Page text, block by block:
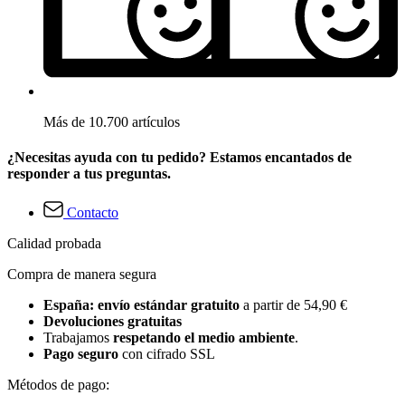
Más de 10.700 artículos
¿Necesitas ayuda con tu pedido? Estamos encantados de
responder a tus preguntas.
Contacto
Calidad probada
Compra de manera segura
España: envío estándar gratuito a partir de 54,90 €
Devoluciones gratuitas
Trabajamos respetando el medio ambiente.
Pago seguro con cifrado SSL
Métodos de pago: